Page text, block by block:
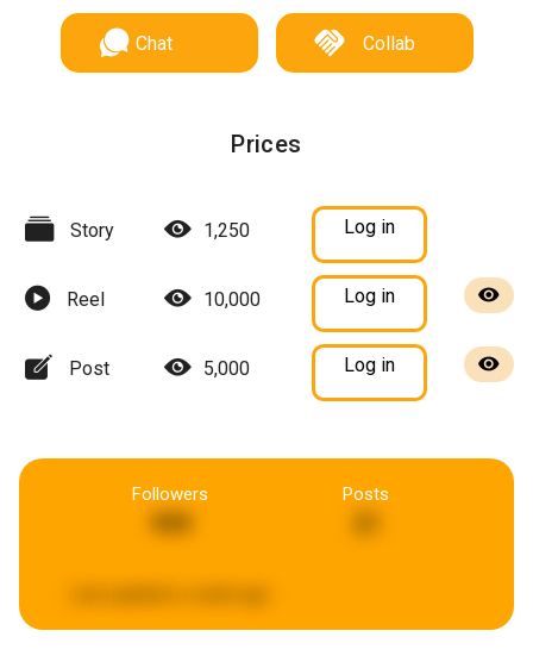
Chat Collab
Prices
Story 1,250 Log in
Reel 10,000 Log in
Post 5,000 Log in
Followers Posts